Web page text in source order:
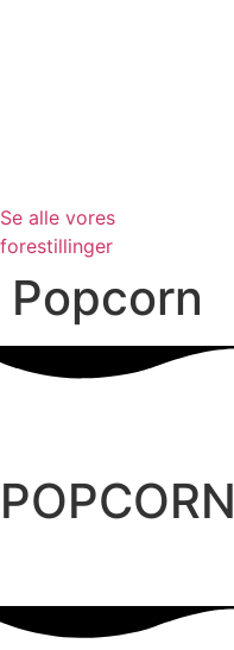
Se alle vores
forestillinger
Popcorn
POPCORN